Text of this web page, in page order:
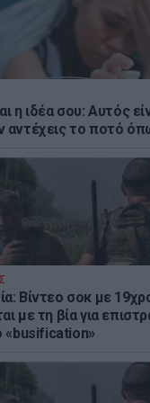
η ιδέα σου: Αυτός
αντέχεις το ποτό
Βίντεο σοκ με
με τη βία για
«busification»